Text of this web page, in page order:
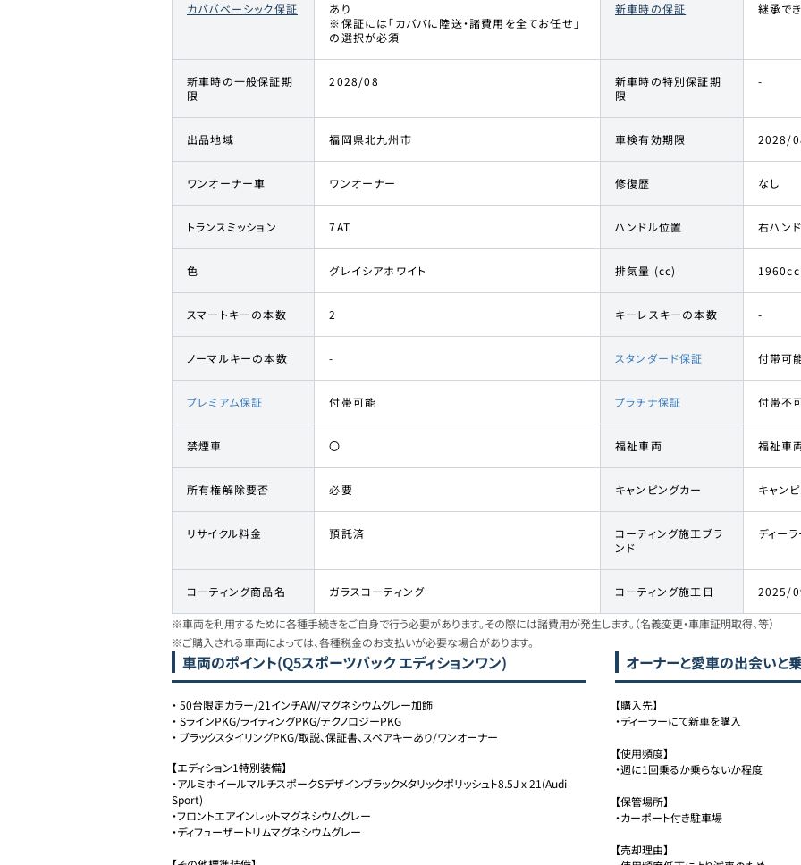
カババベーシック保証
あり
※保証には「カババに陸送・諸費用を全てお任せ」
の選択が必須
新車時の保証 継承でき
新車時の一般保証期
限
2028/08
新車時の特別保証期
限
-
出品地域 福岡県北九州市 車検有効期限 2028/
ワンオーナー車 ワンオーナー 修復歴 なし
トランスミッション 7AT ハンドル位置 右ハン
色 グレイシアホワイト 排気量 (cc) 1960cc
スマートキーの本数 2 キーレスキーの本数 -
ノーマルキーの本数 - スタンダード保証 付帯可
プレミアム保証 付帯可能 プラチナ保証 付帯不
禁煙車 〇 福祉車両 福祉車
所有権解除要否 必要 キャンピングカー キャン
リサイクル料金 預託済
コーティング施工ブラ
ンド
ディーラ
コーティング商品名 ガラスコーティング コーティング施工日 2025/
※車両を利用するために各種手続きをご自身で行う必要があります。その際には諸費用が発生します。（名義変更・車庫証明取得、等）
※ご購入される車両によっては、各種税金のお支払いが必要な場合があります。
車両のポイント(Q5スポーツバック エディションワン)
・ 50台限定カラー/21インチAW/マグネシウムグレー加飾
・ SラインPKG/ライティングPKG/テクノロジーPKG
・ ブラックスタイリングPKG/取説、保証書、スペアキーあり/ワンオーナー
【エディション1特別装備】
・アルミホイールマルチスポークSデザインブラックメタリックポリッシュト8.5J x 21(Audi
Sport)
・フロントエアインレットマグネシウムグレー
・ディフューザートリムマグネシウムグレー
オーナーと愛車の出会いと
【購入先】
・ディーラーにて新車を購入
【使用頻度】
・週に1回乗るか乗らないか程度
【保管場所】
・カーポート付き駐車場
【売却理由】